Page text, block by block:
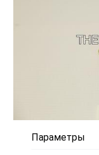
Параметры